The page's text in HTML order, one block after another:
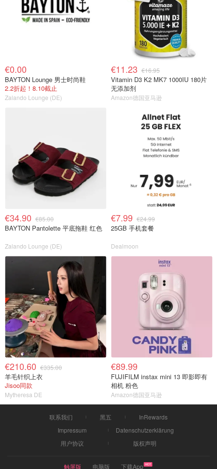
€0.00
BAYTON Lounge 男士时尚鞋
2.2折起！8.10截止
Zalando Lounge (DE)
€11.23 €16.95
Vitamin D3 K2 MK7 1000IU 180片
无添加剂
Amazon德国亚马逊
€34.90 €85.00
BAYTON Pantolette 平底拖鞋 红色
Zalando Lounge (DE)
€7.99 €24.99
25GB 手机套餐
Dealmoon
€210.60 €335.00
羊毛针织上衣
Jisoo同款
Mytheresa DE
€89.99
FUJIFILM instax mini 13 即影即有
相机 粉色
Amazon德国亚马逊
联系我们 黑五
InRewards
Impressum
Datenschutzerklärung
用户协议
版权声明
触屏版 电脑版 下载App